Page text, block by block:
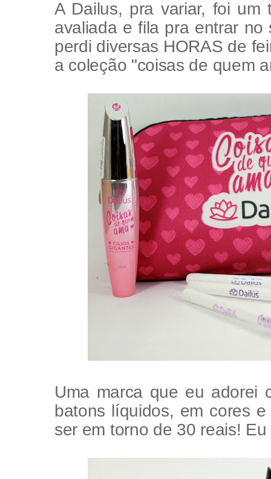
A Dailus, pra variar, foi
avaliada e fila pra entrar
perdi diversas HORAS de
a coleção "coisas de quem
Uma marca que eu adorei
batons líquidos, em cores
ser em torno de 30 reais!